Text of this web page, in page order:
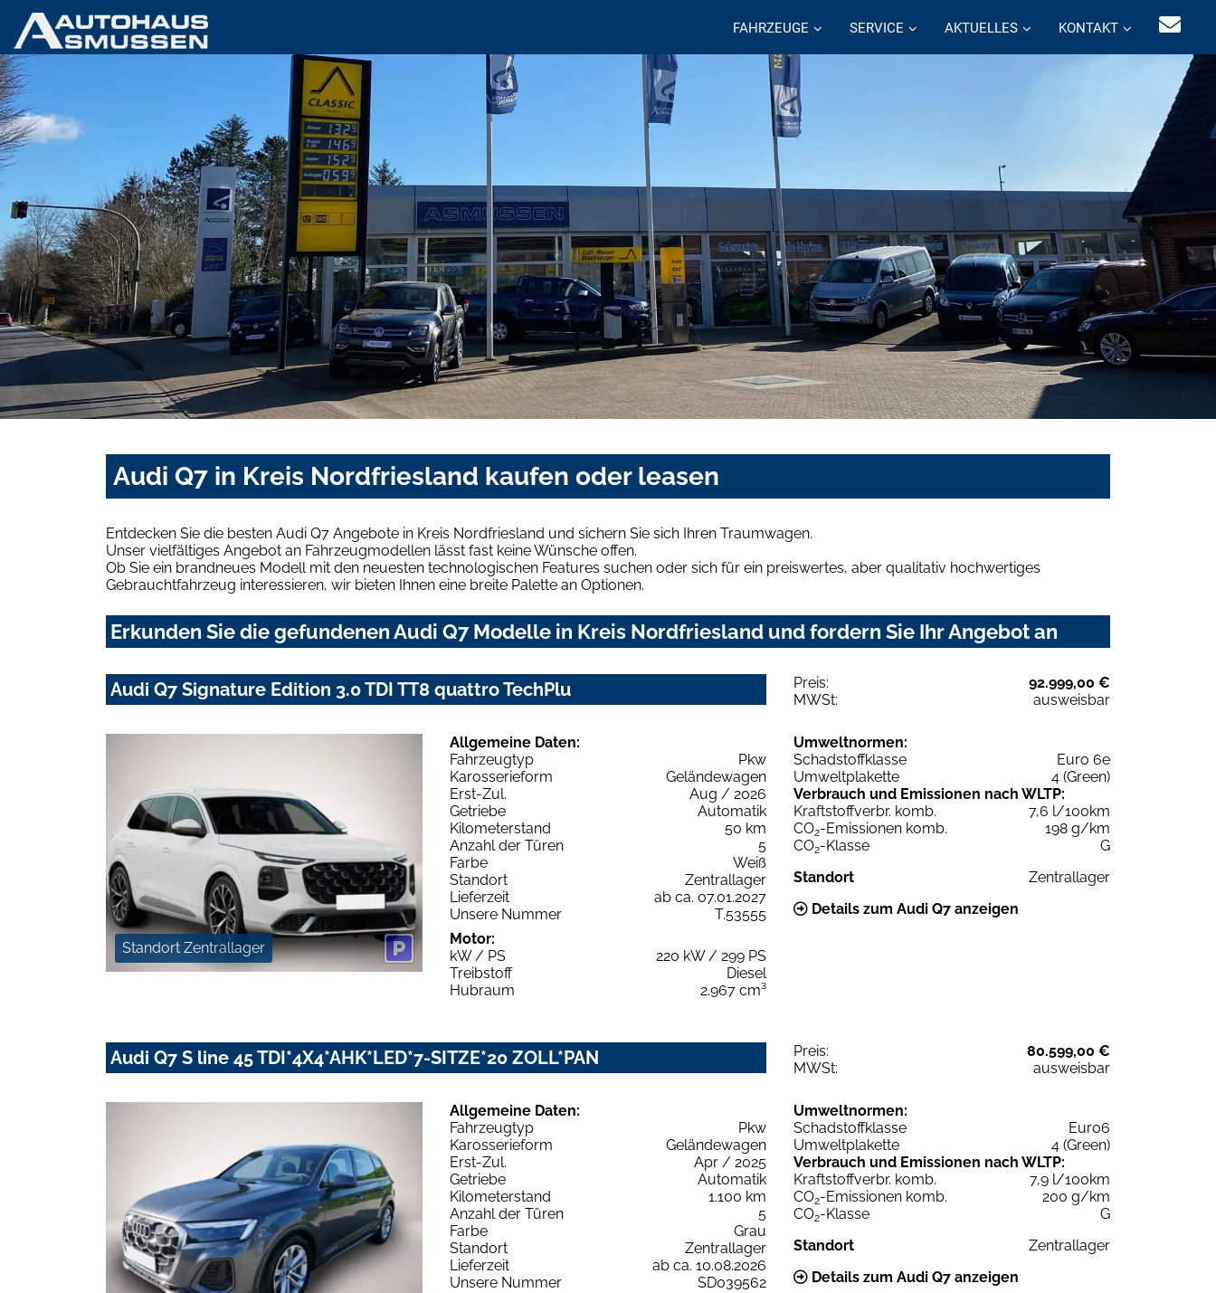
FAHRZEUGE SERVICE AKTUELLES KONTAKT
Audi Q7 in Kreis Nordfriesland kaufen oder leasen
Entdecken Sie die besten Audi Q7 Angebote in Kreis Nordfriesland und sichern Sie sich Ihren Traumwagen.
Unser vielfältiges Angebot an Fahrzeugmodellen lässt fast keine Wünsche offen.
Ob Sie ein brandneues Modell mit den neuesten technologischen Features suchen oder sich für ein preiswertes, aber qualitativ hochwertiges
Gebrauchtfahrzeug interessieren, wir bieten Ihnen eine breite Palette an Optionen.
Erkunden Sie die gefundenen Audi Q7 Modelle in Kreis Nordfriesland und fordern Sie Ihr Angebot an
Audi Q7 Signature Edition 3.0 TDI TT8 quattro TechPlu Preis:
92.999,00 €
MWSt:
ausweisbar
Standort Zentrallager
Allgemeine Daten:
Fahrzeugtyp
Pkw
Karosserieform
Geländewagen
Erst-Zul.
Aug / 2026
Getriebe
Automatik
Kilometerstand
50 km
Anzahl der Türen
5
Farbe
Weiß
Standort
Zentrallager
Lieferzeit
ab ca. 07.01.2027
Unsere Nummer
T.53555
Motor:
kW / PS
220 kW / 299 PS
Treibstoff
Diesel
Hubraum
2.967 cm³
Umweltnormen:
Schadstoffklasse
Euro 6e
Umweltplakette
4 (Green)
Verbrauch und Emissionen nach WLTP:
Kraftstoffverbr. komb.
7,6 l/100km
CO2-Emissionen komb.
198 g/km
CO2-Klasse
G
Standort
Zentrallager
Details zum Audi Q7 anzeigen
Audi Q7 S line 45 TDI*4X4*AHK*LED*7-SITZE*20 ZOLL*PAN Preis:
80.599,00 €
MWSt:
ausweisbar
Allgemeine Daten:
Fahrzeugtyp
Pkw
Karosserieform
Geländewagen
Erst-Zul.
Apr / 2025
Getriebe
Automatik
Kilometerstand
1.100 km
Anzahl der Türen
5
Farbe
Grau
Standort
Zentrallager
Lieferzeit
ab ca. 10.08.2026
Unsere Nummer
SD039562
Umweltnormen:
Schadstoffklasse
Euro6
Umweltplakette
4 (Green)
Verbrauch und Emissionen nach WLTP:
Kraftstoffverbr. komb.
7,9 l/100km
CO2-Emissionen komb.
200 g/km
CO2-Klasse
G
Standort
Zentrallager
Details zum Audi Q7 anzeigen